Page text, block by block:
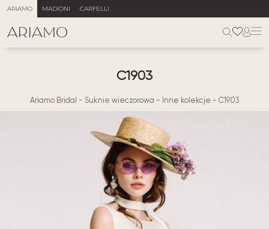
ARIAMO MADIONI CARFELLI
С1903
Ariamo Bridal - Suknie wieczorowa - Inne kolekcje - С1903